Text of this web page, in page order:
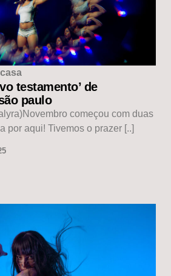
testamento’ de
paulo
começou com duas
por aqui! Tivemos o prazer [..]